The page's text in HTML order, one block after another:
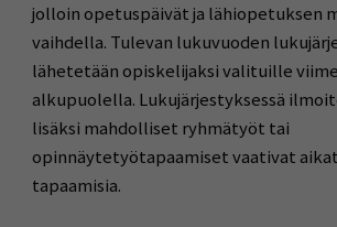
jolloin opetuspäivät ja lähiopetuksen
vaihdella. Tulevan lukuvuoden
lähetetään opiskelijaksi valituille
alkupuolella. Lukujärjestyksessä
lisäksi mahdolliset ryhmätyöt tai
opinnäytetyötapaamiset vaativat
tapaamisia.